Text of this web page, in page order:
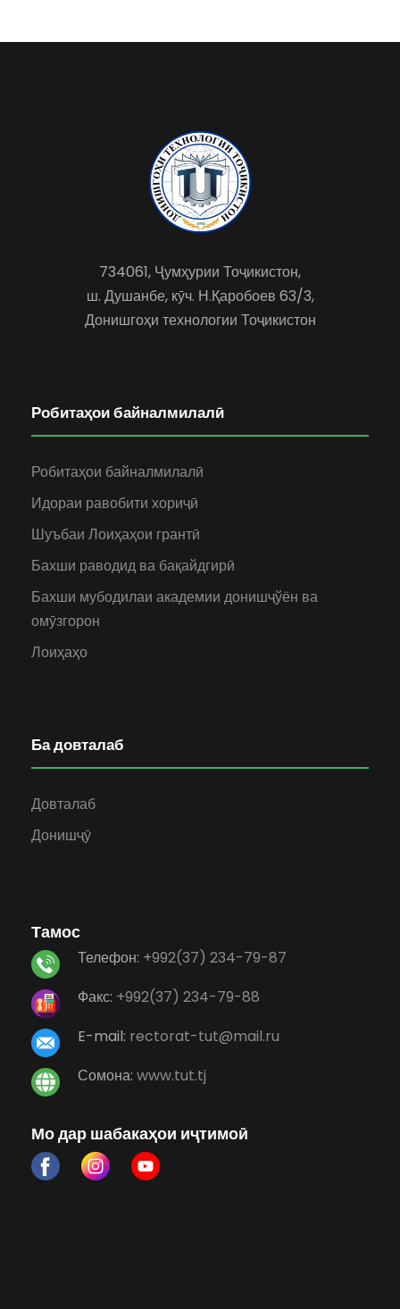
734061, Ҷумҳурии Тоҷикистон,
ш. Душанбе, кӯч. Н.Қаробоев 63/3,
Донишгоҳи технологии Тоҷикистон
Робитаҳои байналмилалӣ
Робитаҳои байналмилалӣ
Идораи равобити хориҷӣ
Шуъбаи Лоиҳаҳои грантӣ
Бахши раводид ва бақайдгирӣ
Бахши мубодилаи академии донишҷўён ва
омӯзгорон
Лоиҳаҳо
Ба довталаб
Довталаб
Донишҷӯ
Тамос
Телефон: +992(37) 234-79-87
Факс: +992(37) 234-79-88
E-mail: rectorat-tut@mail.ru
Сомона: www.tut.tj
Мо дар шабакаҳои иҷтимоӣ